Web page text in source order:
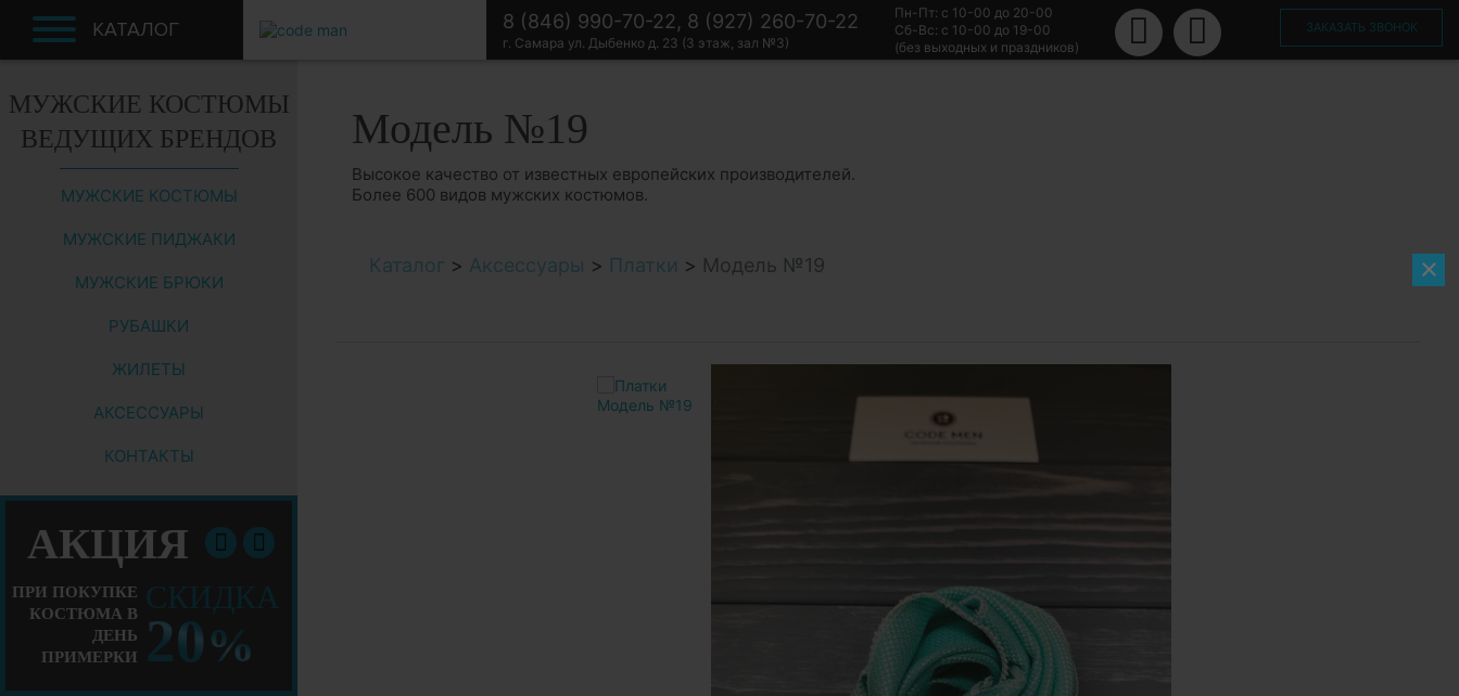
×
КАТАЛОГ 8 (846) 990-70-22, 8 (927) 260-70-22
г. Самара ул. Дыбенко д. 23 (3 этаж, зал №3)
Пн-Пт: с 10-00 до 20-00
Сб-Вс: с 10-00 до 19-00
(без выходных и праздников)
ЗАКАЗАТЬ ЗВОНОК
МУЖСКИЕ КОСТЮМЫ
ВЕДУЩИХ БРЕНДОВ
МУЖСКИЕ КОСТЮМЫ
МУЖСКИЕ ПИДЖАКИ
МУЖСКИЕ БРЮКИ
РУБАШКИ
ЖИЛЕТЫ
АКСЕССУАРЫ
КОНТАКТЫ
АКЦИЯ
ПРИ ПОКУПКЕ
КОСТЮМА В
ДЕНЬ
ПРИМЕРКИ
20%
Модель №19
Высокое качество от известных европейских производителей.
Более 600 видов мужских костюмов.
Каталог > Аксессуары > Платки > Модель №19